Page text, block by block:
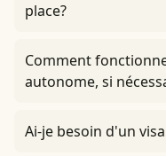
place?
Comment
autonome, si
Ai-je besoin d'un